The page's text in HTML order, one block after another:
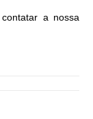
a nossa